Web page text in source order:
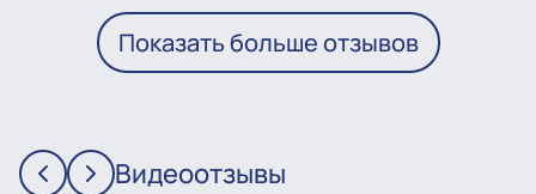
Показать больше отзывов
Видеоотзывы